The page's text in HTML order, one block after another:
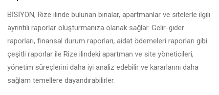
BİSİYON, Rize ilinde bulunan binalar, apartmanlar ve sitelerle ilgili
ayrıntılı raporlar oluşturmanıza olanak sağlar. Gelir-gider
raporları, finansal durum raporları, aidat ödemeleri raporları gibi
çeşitli raporlar ile Rize ilindeki apartman ve site yöneticileri,
yönetim süreçlerini daha iyi analiz edebilir ve kararlarını daha
sağlam temellere dayandırabilirler.